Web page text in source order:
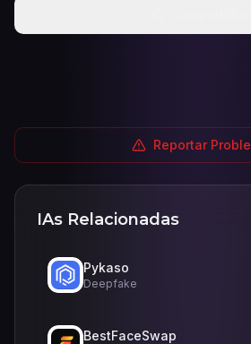
Reportar
IAs Relacionadas
Pykaso
Deepfake
BestFaceSwap